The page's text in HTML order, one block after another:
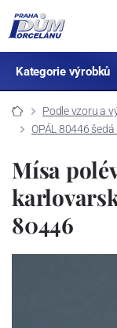
Kategorie výrobků
Podle vzoru a
OPÁL 80446
Mísa
80446